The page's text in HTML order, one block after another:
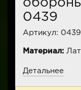
0439
Артикул: 0439
Материал:
Детальнее